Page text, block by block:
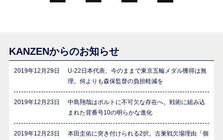
KANZENからのお知らせ
2019年12月29日
U-22日本代表、今のままで東京五輪メダル獲得は無
理。何よりも森保監督の負担軽減を
2019年12月23日
中島翔哉はポルトに不可欠な存在へ。戦術に組み込
まれた背番号10の明らかな進化
2019年12月23日
本田圭佑に突き付けられる2択。古巣戦欠場理由「個